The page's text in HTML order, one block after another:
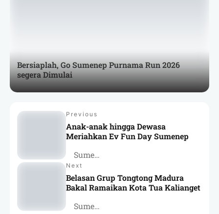
Bersiaplah, Go Sumenep Purnama Run 2026
segera Dimulai
Previous
Anak-anak hingga Dewasa
Meriahkan Ev Fun Day Sumenep
Sumenep
Next
Belasan Grup Tongtong Madura
Bakal Ramaikan Kota Tua Kalianget
Sumenep